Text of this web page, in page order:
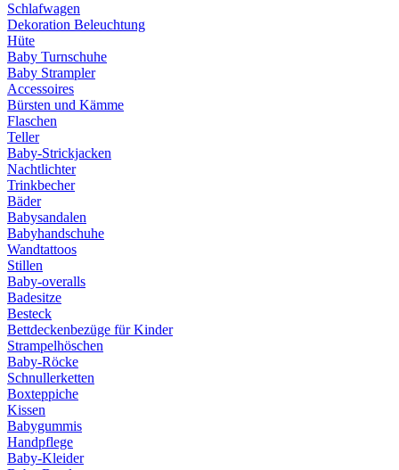
Schlafwagen
Dekoration Beleuchtung
Hüte
Baby Turnschuhe
Baby Strampler
Accessoires
Bürsten und Kämme
Flaschen
Teller
Baby-Strickjacken
Nachtlichter
Trinkbecher
Bäder
Babysandalen
Babyhandschuhe
Wandtattoos
Stillen
Baby-overalls
Badesitze
Besteck
Bettdeckenbezüge für Kinder
Strampelhöschen
Baby-Röcke
Schnullerketten
Boxteppiche
Kissen
Babygummis
Handpflege
Baby-Kleider